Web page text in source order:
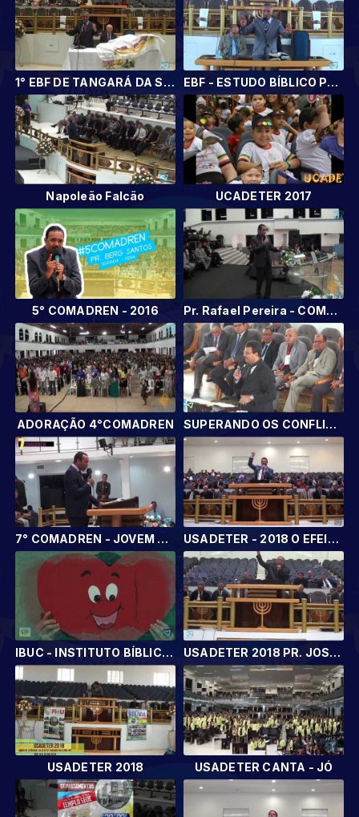
1° EBF DE TANGARÁ DA SERRA EBF - ESTUDO BÍBLICO PARA FAMÍLIA.
Napoleão Falcão UCADETER 2017
5° COMADREN - 2016 Pr. Rafael Pereira - COMADREN
ADORAÇÃO 4°COMADREN SUPERANDO OS CONFLITOS DA JUVENTUDE - COMADREN 2018
7° COMADREN - JOVEM COMPROMETIDO COM DEUS (Daniel 1.8) USADETER - 2018 O EFEITO DA ADORAÇÃO DE UMA MULHER SÁBIA.
IBUC - INSTITUTO BÍBLICO ÚNICO CAMINHO USADETER 2018 PR. JOSÉ DUARTE FILHO - TGA.
USADETER 2018 USADETER CANTA - JÓ